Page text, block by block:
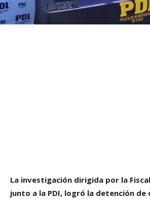
La investigación dirigida por la
junto a la PDI, logró la detención